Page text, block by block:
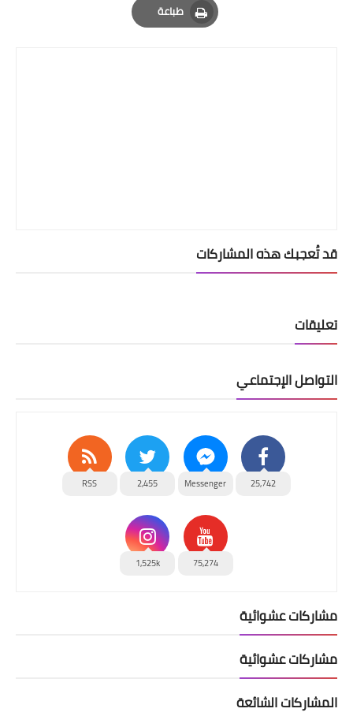
طباعة
Print
قد تُعجبك هذه المشاركات
تعليقات
التواصل الإجتماعي
25,742
Messenger
2,455
RSS
75,274
1,525k
مشاركات عشوائية
مشاركات عشوائية
المشاركات الشائعة